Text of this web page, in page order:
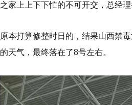
之家上上下下忙的不可开交，总经理
原本打算修整时日的，结果山西禁
的天气，最终落在了8号左右。